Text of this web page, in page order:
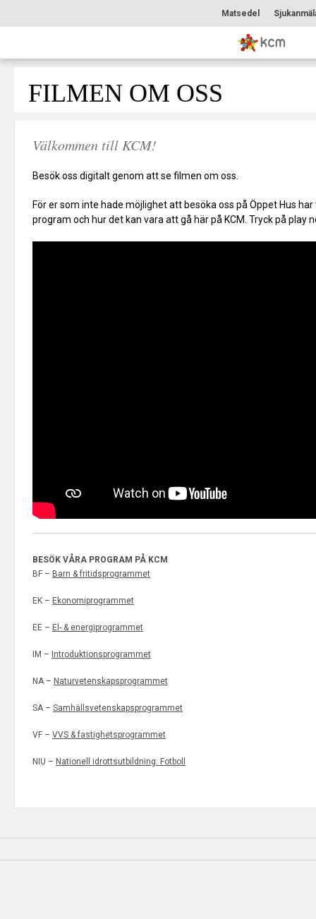
Matsedel
FILMEN OM OSS
Välkommen till KCM!
Besök oss digitalt genom att se filmen om oss.
För er som inte hade möjlighet att besöka oss på Öppet Hus
program och hur det kan vara att gå här på KCM. Tryck på
BESÖK VÅRA PROGRAM PÅ KCM
BF – Barn & fritidsprogrammet
EK – Ekonomiprogrammet
EE – El- & energiprogrammet
IM – Introduktionsprogrammet
NA – Naturvetenskapsprogrammet
SA – Samhällsvetenskapsprogrammet
VF – VVS & fastighetsprogrammet
NIU – Nationell idrottsutbildning: Fotboll